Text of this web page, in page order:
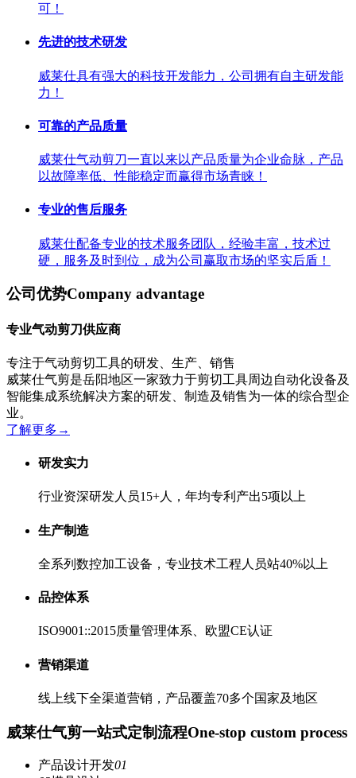
可！
先进的技术研发
威莱仕具有强大的科技开发能力，公司拥有自主研发能
力！
可靠的产品质量
威莱仕气动剪刀一直以来以产品质量为企业命脉，产品
以故障率低、性能稳定而赢得市场青睐！
专业的售后服务
威莱仕配备专业的技术服务团队，经验丰富，技术过
硬，服务及时到位，成为公司赢取市场的坚实后盾！
公司优势Company advantage
专业气动剪刀供应商
专注于气动剪切工具的研发、生产、销售
威莱仕气剪是岳阳地区一家致力于剪切工具周边自动化设备及
智能集成系统解决方案的研发、制造及销售为一体的综合型企
业。
了解更多 →
研发实力
行业资深研发人员15+人，年均专利产出5项以上
生产制造
全系列数控加工设备，专业技术工程人员站40%以上
品控体系
ISO9001::2015质量管理体系、欧盟CE认证
营销渠道
线上线下全渠道营销，产品覆盖70多个国家及地区
威莱仕气剪一站式定制流程One-stop custom process
产品设计开发01